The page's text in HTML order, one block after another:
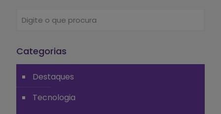
Categorias
Destaques
Tecnologia